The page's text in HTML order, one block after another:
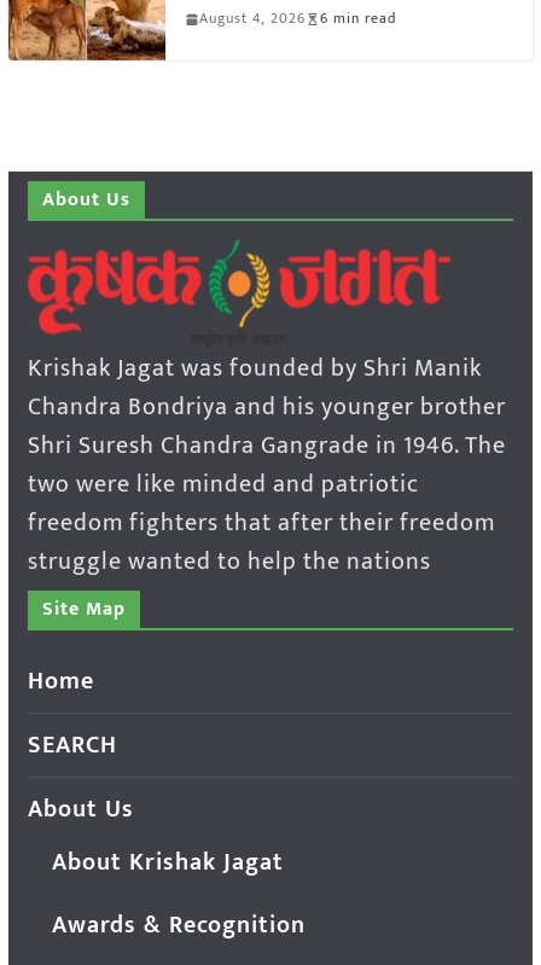
August 4, 2026 6 min read
About Us
Krishak Jagat was founded by Shri Manik
Chandra Bondriya and his younger brother
Shri Suresh Chandra Gangrade in 1946. The
two were like minded and patriotic
freedom fighters that after their freedom
struggle wanted to help the nations
Site Map
Home
SEARCH
About Us
About Krishak Jagat
Awards & Recognition